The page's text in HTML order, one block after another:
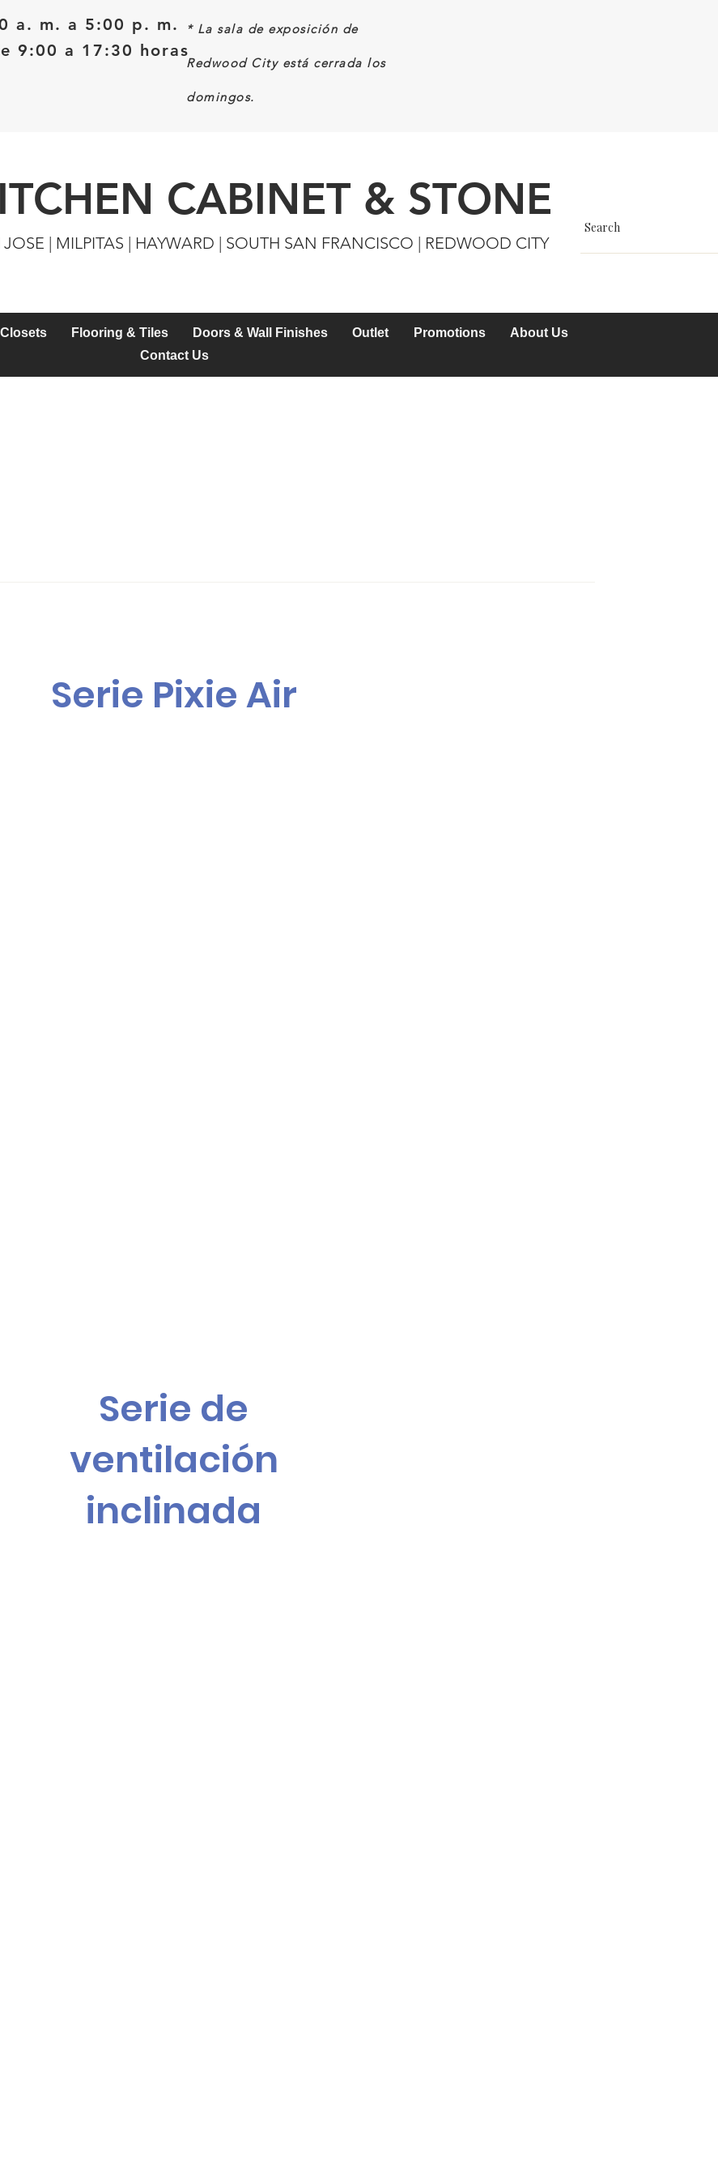
a. m. a 5:00 p. m.
9:00 a 17:30 horas
* La sala de exposición de
Redwood City está cerrada los
domingos.
CABINET & STONE
| MILPITAS | HAYWARD | SOUTH SAN FRANCISCO | REDWOOD CITY
Closets Flooring & Tiles Doors & Wall Finishes Outlet Promotions
About Us
Contact Us
Serie Pixie Air
Serie de
ventilación
inclinada